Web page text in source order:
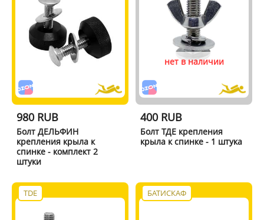
980 RUB
Болт ДЕЛЬФИН
крепления крыла к
спинке - комплект 2
штуки
нет в наличии
400 RUB
Болт ТДЕ крепления
крыла к спинке - 1 штука
TDE БАТИСКАФ